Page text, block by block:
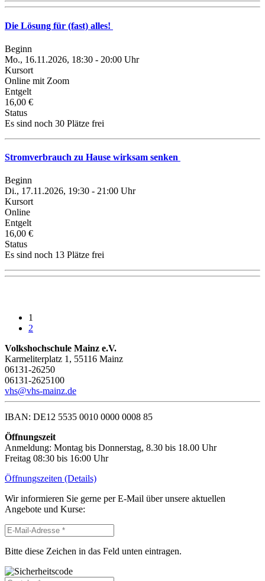
Die Lösung für (fast) alles!
Beginn
Mo., 16.11.2026, 18:30 - 20:00 Uhr
Kursort
Online mit Zoom
Entgelt
16,00 €
Status
Es sind noch 30 Plätze frei
Stromverbrauch zu Hause wirksam senken
Beginn
Di., 17.11.2026, 19:30 - 21:00 Uhr
Kursort
Online
Entgelt
16,00 €
Status
Es sind noch 13 Plätze frei
1
2
Volkshochschule Mainz e.V.
Karmeliterplatz 1, 55116 Mainz
06131-26250
06131-2625100
vhs@vhs-mainz.de
IBAN: DE12 5535 0010 0000 0008 85
Öffnungszeit
Anmeldung: Montag bis Donnerstag, 8.30 bis 18.00 Uhr
Freitag 08:30 bis 16:00 Uhr
Öffnungszeiten (Details)
Wir informieren Sie gerne per E-Mail über unsere aktuellen
Angebote und Kurse:
Bitte diese Zeichen in das Feld unten eintragen.